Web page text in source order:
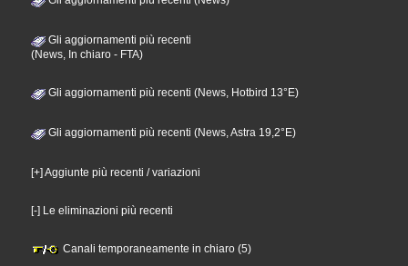
Gli aggiornamenti più recenti
(News, In chiaro - FTA)
Gli aggiornamenti più recenti (News, Hotbird 13°E)
Gli aggiornamenti più recenti (News, Astra 19,2°E)
[+] Aggiunte più recenti / variazioni
[-] Le eliminazioni più recenti
Canali temporaneamente in chiaro (5)